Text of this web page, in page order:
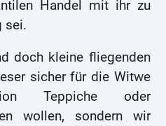
Handel mit ihr zu
sei.
doch kleine fliegenden
sicher für die Witwe
Teppiche oder
wollen, sondern wir